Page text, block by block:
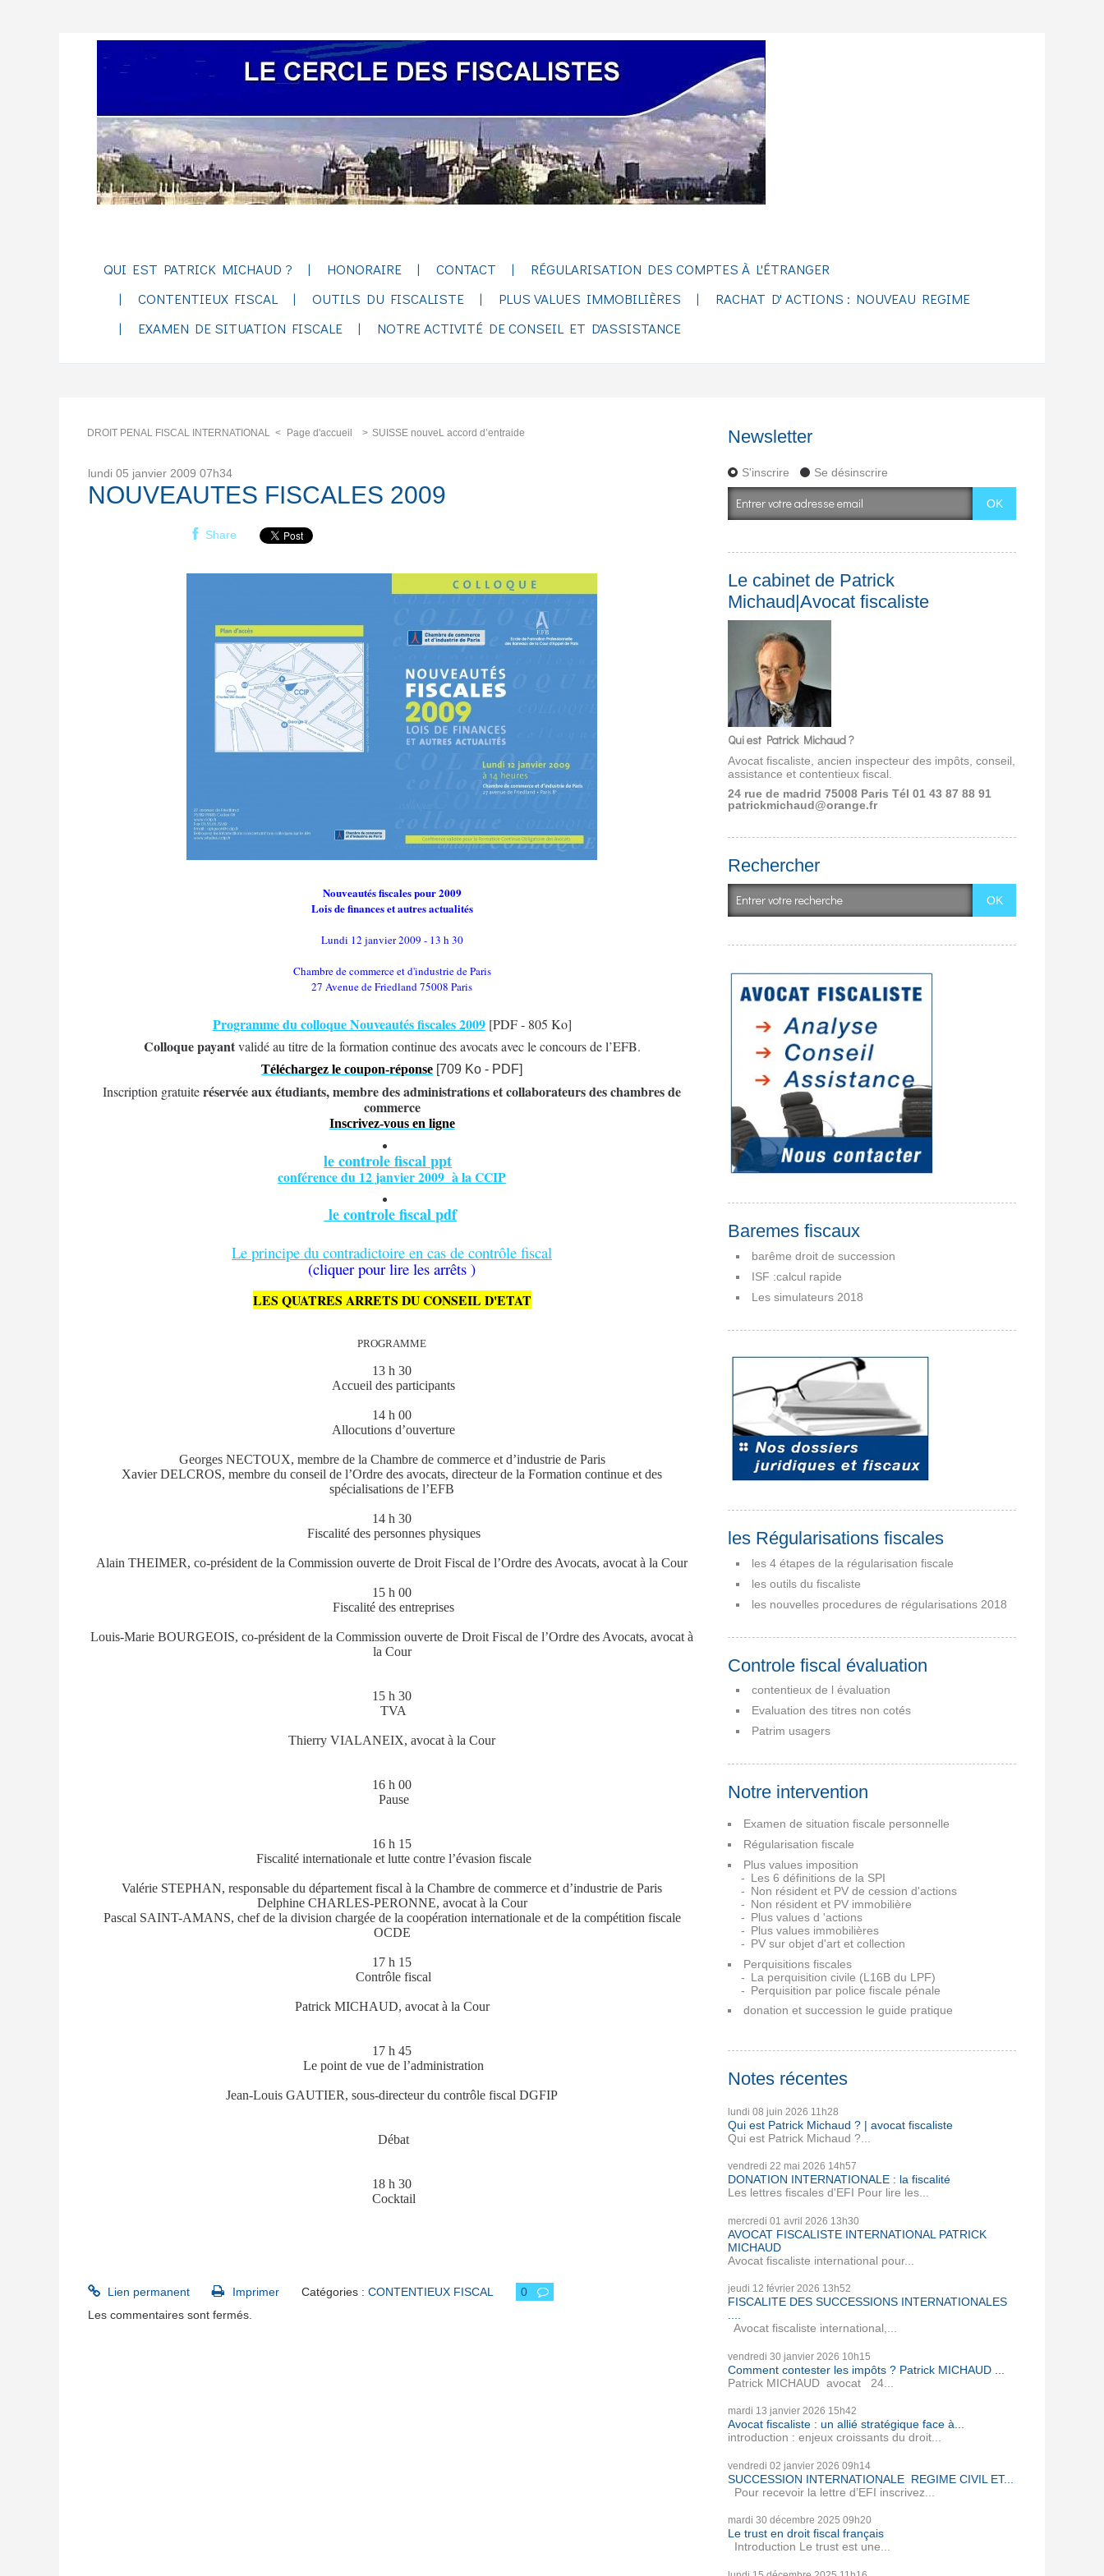
QUI EST PATRICK MICHAUD ? HONORAIRE CONTACT
RÉGULARISATION DES COMPTES À L'ÉTRANGER
CONTENTIEUX FISCAL
OUTILS DU FISCALISTE PLUS VALUES IMMOBILIÈRES
RACHAT D' ACTIONS : NOUVEAU REGIME
EXAMEN DE SITUATION FISCALE
NOTRE ACTIVITÉ DE CONSEIL ET D'ASSISTANCE
DROIT PENAL FISCAL INTERNATIONAL Page d'accueil SUISSE nouveL accord d’entraide
lundi 05 janvier 2009 07h34
NOUVEAUTES FISCALES 2009
Share
Nouveautés fiscales pour 2009
Lois de finances et autres actualités
Lundi 12 janvier 2009 - 13 h 30
Chambre de commerce et d'industrie de Paris
27 Avenue de Friedland 75008 Paris
Programme du colloque Nouveautés fiscales 2009[PDF - 805 Ko]
Colloque payantvalidé au titre de la formation continue des avocats avec le concours de l’EFB.
Téléchargez le coupon-réponse [709 Ko - PDF]
Inscription gratuiteréservée aux étudiants, membre des administrations et collaborateurs des chambres de
commerce
Inscrivez-vous en ligne
le controle fiscal ppt
conférence du 12 janvier 2009 à la CCIP
le controle fiscal pdf
Le principe du contradictoire en cas de contrôle fiscal
(cliquer pour lire les arrêts )
LES QUATRES ARRETS DU CONSEIL D'ETAT
PROGRAMME
13 h 30
Accueil des participants
14 h 00
Allocutions d’ouverture
Georges NECTOUX, membre de la Chambre de commerce et d’industrie de Paris
Xavier DELCROS, membre du conseil de l’Ordre des avocats, directeur de la Formation continue et des
spécialisations de l’EFB
14 h 30
Fiscalité des personnes physiques
Alain THEIMER, co-président de la Commission ouverte de Droit Fiscal de l’Ordre des Avocats, avocat à la Cour
15 h 00
Fiscalité des entreprises
Louis-Marie BOURGEOIS, co-président de la Commission ouverte de Droit Fiscal de l’Ordre des Avocats, avocat à
la Cour
15 h 30
TVA
Thierry VIALANEIX, avocat à la Cour
16 h 00
Pause
16 h 15
Fiscalité internationale et lutte contre l’évasion fiscale
Valérie STEPHAN, responsable du département fiscal à la Chambre de commerce et d’industrie de Paris
Delphine CHARLES-PERONNE, avocat à la Cour
Pascal SAINT-AMANS, chef de la division chargée de la coopération internationale et de la compétition fiscale
OCDE
17 h 15
Contrôle fiscal
Patrick MICHAUD, avocat à la Cour
17 h 45
Le point de vue de l’administration
Jean-Louis GAUTIER, sous-directeur du contrôle fiscal DGFIP
Débat
18 h 30
Cocktail
Lien permanent Imprimer Catégories : CONTENTIEUX FISCAL
0
Les commentaires sont fermés.
Newsletter
S'inscrire Se désinscrire
Le cabinet de Patrick
Michaud|Avocat fiscaliste
Qui est Patrick Michaud ?
Avocat fiscaliste, ancien inspecteur des impôts, conseil,
assistance et contentieux fiscal.
24 rue de madrid 75008 ParisTél 01 43 87 88 91
patrickmichaud@orange.fr
Rechercher
Baremes fiscaux
barême droit de succession
ISF :calcul rapide
Les simulateurs 2018
les Régularisations fiscales
les 4 étapes de la régularisation fiscale
les outils du fiscaliste
les nouvelles procedures de régularisations 2018
Controle fiscal évaluation
contentieux de l évaluation
Evaluation des titres non cotés
Patrim usagers
Notre intervention
Examen de situation fiscale personnelle
Régularisation fiscale
Plus values imposition
Les 6 définitions de la SPI
Non résident et PV de cession d'actions
Non résident et PV immobilière
Plus values d 'actions
Plus values immobilières
PV sur objet d'art et collection
Perquisitions fiscales
La perquisition civile (L16B du LPF)
Perquisition par police fiscale pénale
donation et succession le guide pratique
Notes récentes
lundi 08 juin 2026 11h28
Qui est Patrick Michaud ? | avocat fiscaliste
Qui est Patrick Michaud ?...
vendredi 22 mai 2026 14h57
DONATION INTERNATIONALE : la fiscalité
Les lettres fiscales d'EFI Pour lire les...
mercredi 01 avril 2026 13h30
AVOCAT FISCALISTE INTERNATIONAL PATRICK
MICHAUD
Avocat fiscaliste international pour...
jeudi 12 février 2026 13h52
FISCALITE DES SUCCESSIONS INTERNATIONALES
Avocat fiscaliste international,...
vendredi 30 janvier 2026 10h15
Comment contester les impôts ? Patrick MICHAUD ...
Patrick MICHAUD avocat 24...
mardi 13 janvier 2026 15h42
Avocat fiscaliste : un allié stratégique face à...
introduction : enjeux croissants du droit...
vendredi 02 janvier 2026 09h14
SUCCESSION INTERNATIONALE REGIME CIVIL ET...
Pour recevoir la lettre d’EFI inscrivez...
mardi 30 décembre 2025 09h20
Le trust en droit fiscal français
Introduction Le trust est une...